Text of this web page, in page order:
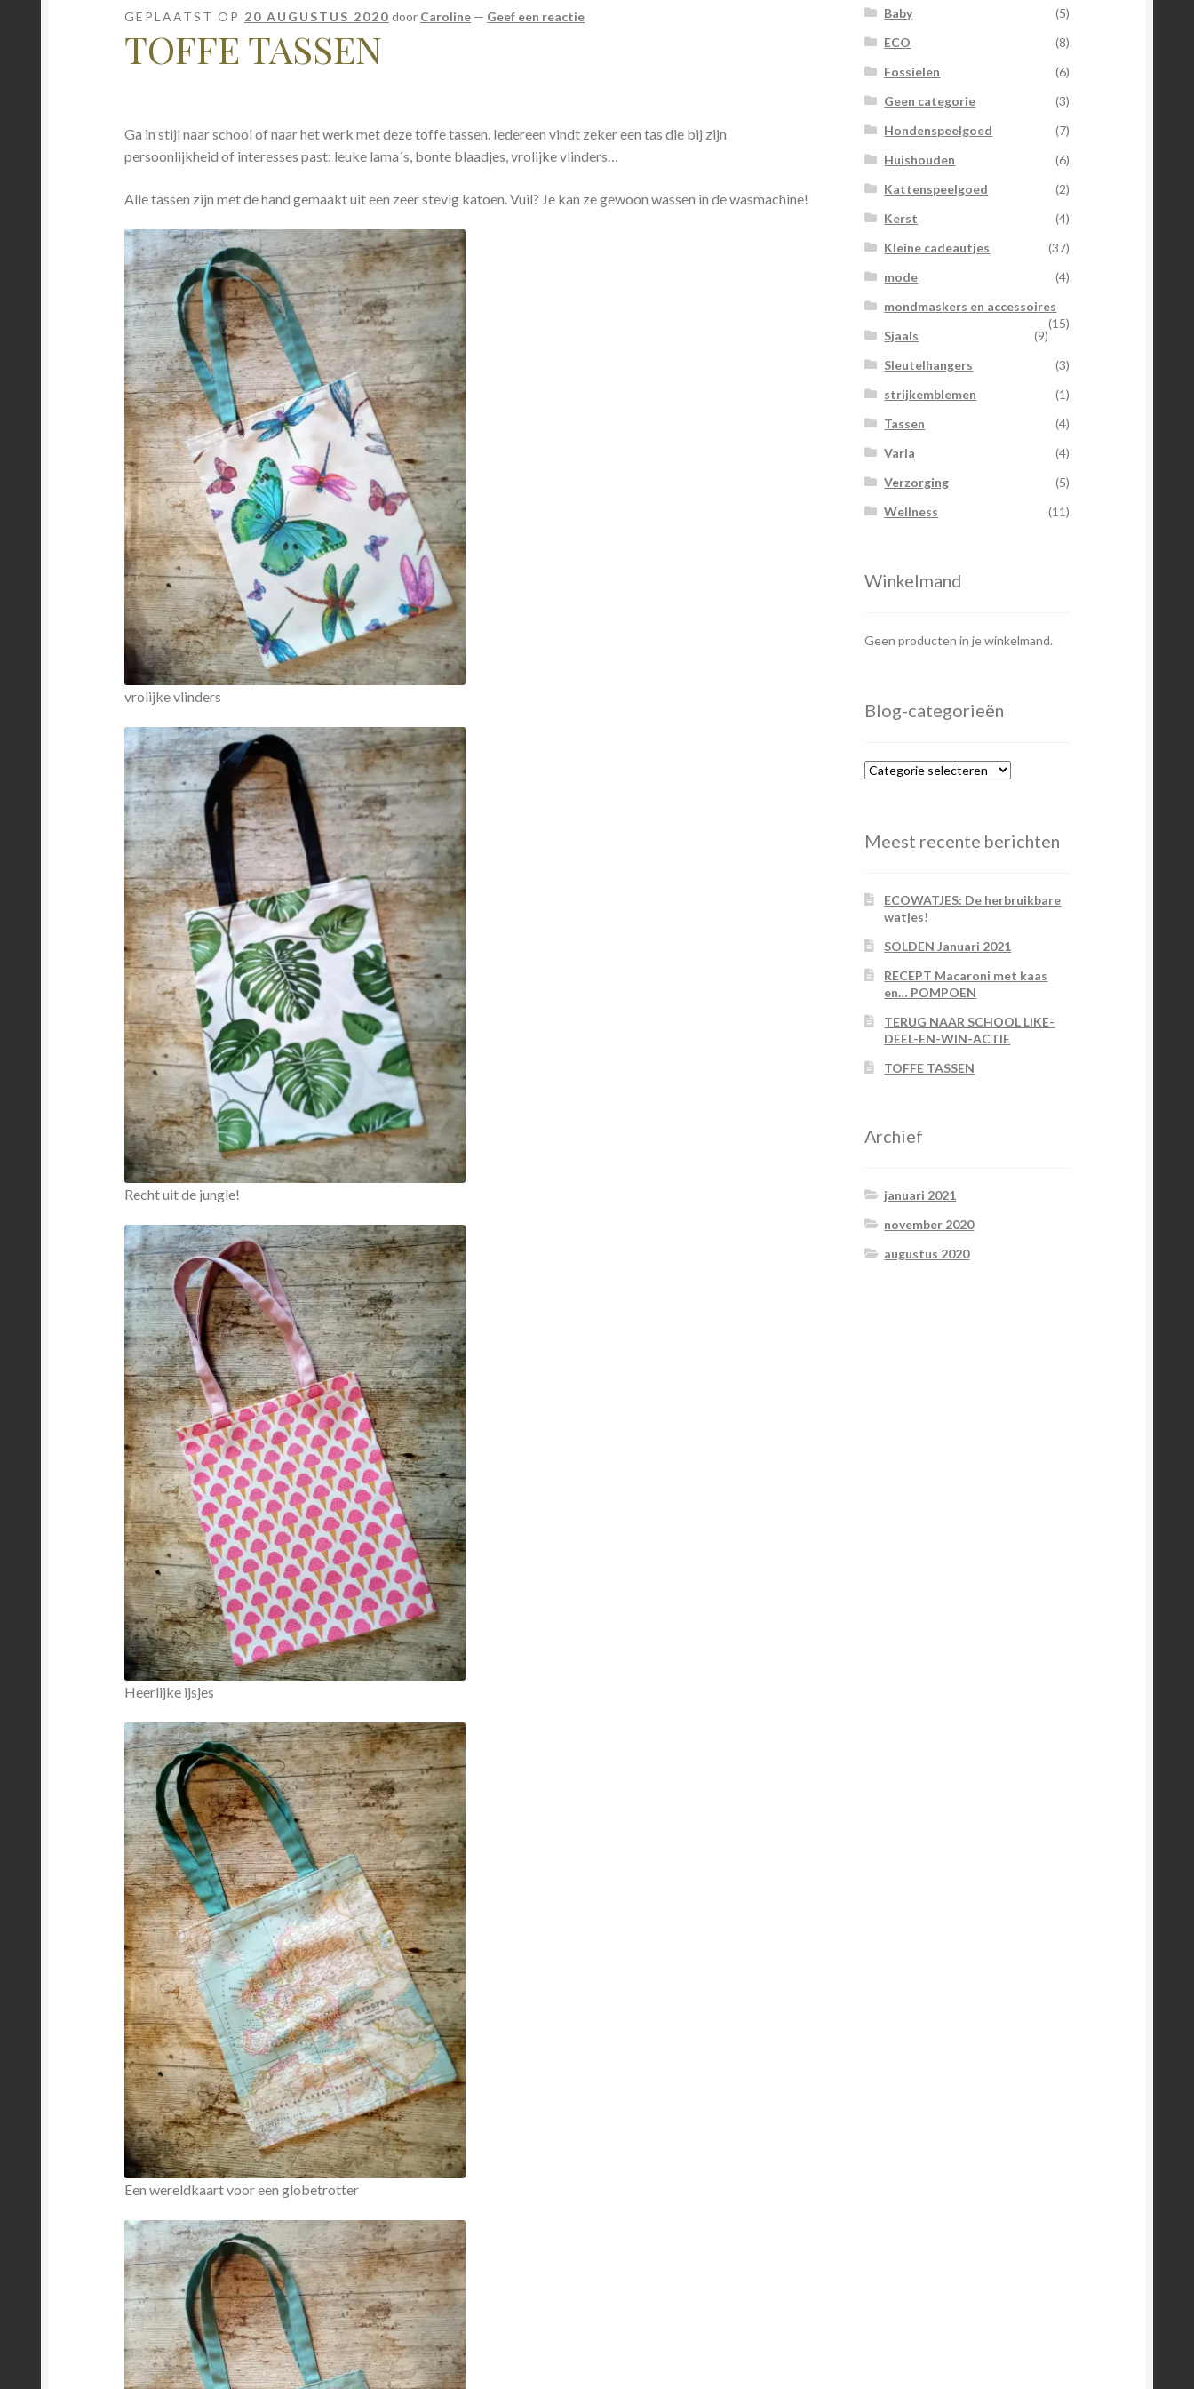
GEPLAATST OP 20 AUGUSTUS 2020 door Caroline — Geef een reactie
TOFFE TASSEN
Ga in stijl naar school of naar het werk met deze toffe tassen. Iedereen vindt zeker een tas die bij zijn
persoonlijkheid of interesses past: leuke lama´s, bonte blaadjes, vrolijke vlinders…
Alle tassen zijn met de hand gemaakt uit een zeer stevig katoen. Vuil? Je kan ze gewoon wassen in de wasmachine!
vrolijke vlinders
Recht uit de jungle!
Heerlijke ijsjes
Een wereldkaart voor een globetrotter
Baby
(5)
ECO
(8)
Fossielen
(6)
Geen categorie
(3)
Hondenspeelgoed
(7)
Huishouden
(6)
Kattenspeelgoed
(2)
Kerst
(4)
Kleine cadeautjes
(37)
mode
(4)
mondmaskers en accessoires
(15)
Sjaals
(9)
Sleutelhangers
(3)
strijkemblemen
(1)
Tassen
(4)
Varia
(4)
Verzorging
(5)
Wellness
(11)
Winkelmand
Geen producten in je winkelmand.
Blog-categorieën
Blog-
Meest recente berichten
ECOWATJES: De herbruikbare
watjes!
SOLDEN Januari 2021
RECEPT Macaroni met kaas
en… POMPOEN
TERUG NAAR SCHOOL LIKE-
DEEL-EN-WIN-ACTIE
TOFFE TASSEN
Archief
januari 2021
november 2020
augustus 2020